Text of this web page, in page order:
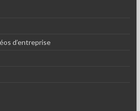
d’entreprise